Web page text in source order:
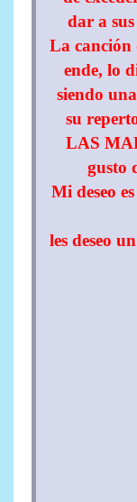
dar a
La canción
ende, lo
siendo
su
LAS
gusto
Mi deseo
les deseo